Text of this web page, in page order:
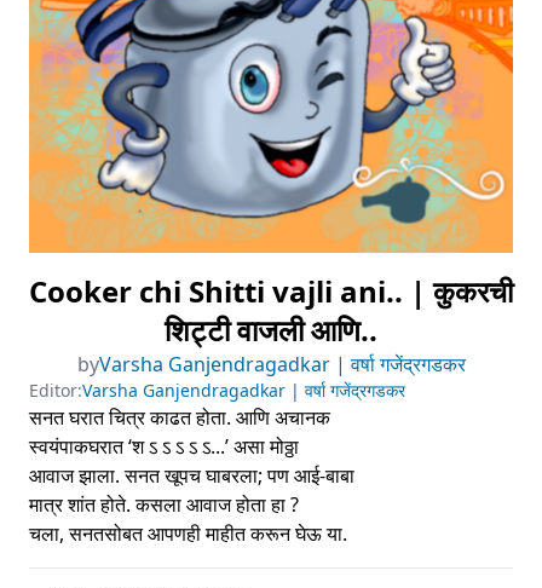
Cooker chi Shitti vajli ani.. | कुकरची
शिट्टी वाजली आणि..
byVarsha Ganjendragadkar | वर्षा गजेंद्रगडकर
Editor:Varsha Ganjendragadkar | वर्षा गजेंद्रगडकर
सनत घरात चित्र काढत होता. आणि अचानक
स्वयंपाकघरात ‘श ऽ ऽ ऽ ऽ ऽ...’ असा मोठ्ठा
आवाज झाला. सनत खूपच घाबरला; पण आई-बाबा
मात्र शांत होते. कसला आवाज होता हा ?
चला, सनतसोबत आपणही माहीत करून घेऊ या.